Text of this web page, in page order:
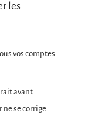
les
vos comptes
avant
ne se corrige